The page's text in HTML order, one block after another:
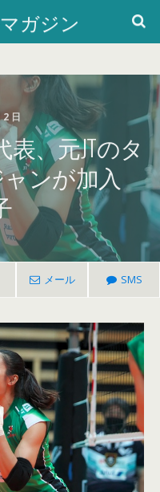
ガジン
2 日
、元JTのタ
ャンが加入
メール SMS